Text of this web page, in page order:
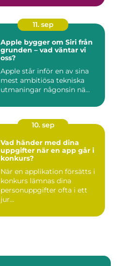
11. sep
Apple bygger om Siri från
grunden – vad väntar vi
oss?
Apple står inför en av sina
mest ambitiösa tekniska
utmaningar någonsin nä...
10. sep
Vad händer med dina
uppgifter när en app går i
konkurs?
När en applikation försätts i
konkurs lämnas dina
personuppgifter ofta i ett
jur...